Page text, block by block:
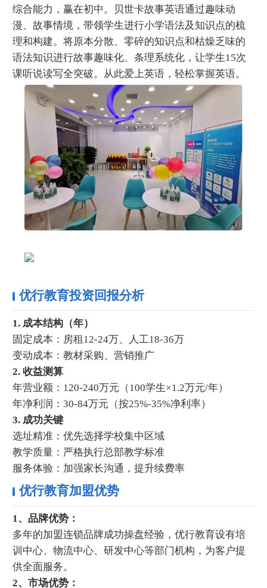
综合能力，赢在初中。贝世卡故事英语通过趣味动
漫、故事情境，带领学生进行小学语法及知识点的梳
理和构建。将原本分散、零碎的知识点和枯燥乏味的
语法知识进行故事趣味化、条理系统化，让学生15次
课听说读写全突破。从此爱上英语，轻松掌握英语。
优行教育投资回报分析
1. 成本结构（年）
固定成本：房租12-24万、人工18-36万
变动成本：教材采购、营销推广
2. 收益测算
年营业额：120-240万元（100学生×1.2万元/年）
年净利润：30-84万元（按25%-35%净利率）
3. 成功关键
选址精准：优先选择学校集中区域
教学质量：严格执行总部教学标准
服务体验：加强家长沟通，提升续费率
优行教育加盟优势
1、品牌优势：
多年的加盟连锁品牌成功操盘经验，优行教育设有培
训中心、物流中心、研发中心等部门机构，为客户提
供全面服务。
2、市场优势：